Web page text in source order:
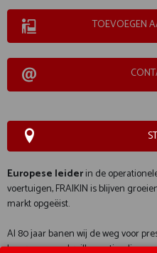
TOEVOEGEN
Europese leiderin de
voertuigen, FRAIKIN is blijven
markt opgeëist.
Al 80 jaar banen wij de weg voor
hun wagenpark willen